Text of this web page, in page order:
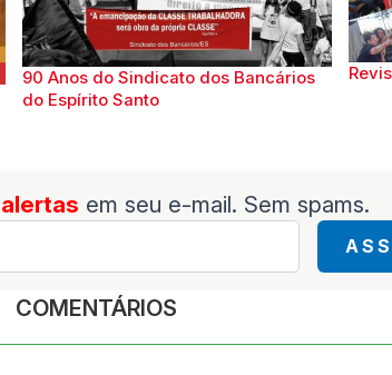
90 Anos do Sindicato dos Bancários
do Espírito Santo
alertas em seu e-mail. Sem spams.
COMENTÁRIOS